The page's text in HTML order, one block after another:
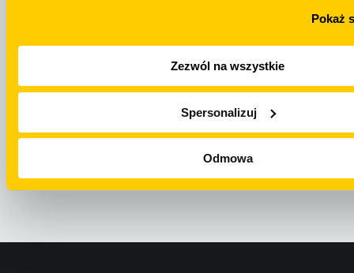
Pokaż
Zezwól na wszystkie
Spersonalizuj
Odmowa
WhatsApp
НАПИСАТЬ НА
Email
ОТПРАВИТЬ